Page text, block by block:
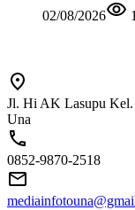
02/08/2026
Jl. Hi AK Lasupu
Una
0852-9870-2518